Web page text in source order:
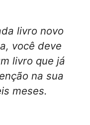
livro novo
você deve
livro que já
na sua
meses.